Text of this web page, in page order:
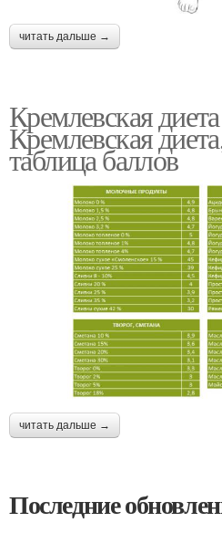
читать дальше →
Кремлевская
Кремлевская
таблица баллов
читать дальше →
Последние